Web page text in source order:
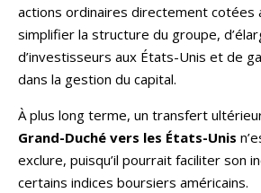
actions ordinaires directement cotées
simplifier la structure du groupe,
d’investisseurs aux États-Unis et de
dans la gestion du capital.
À plus long terme, un transfert
Grand-Duché vers les États-Unis
exclure, puisqu’il pourrait faciliter son
certains indices boursiers américains.